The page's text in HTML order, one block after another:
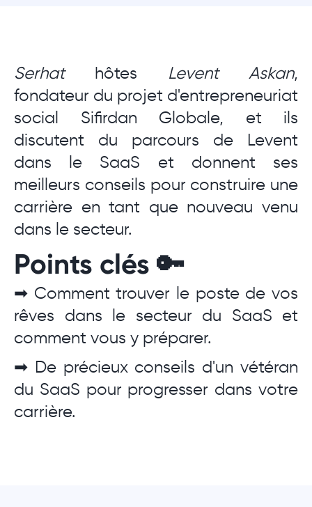
Serhathôtes Levent Askan,
fondateur du projet d'entrepreneuriat
social Sifirdan Globale, et ils
discutent du parcours de Levent
dans le SaaS et donnent ses
meilleurs conseils pour construire une
carrière en tant que nouveau venu
dans le secteur.
Points clés 🔑
➡ Comment trouver le poste de vos
rêves dans le secteur du SaaS et
comment vous y préparer.
➡ De précieux conseils d'un vétéran
du SaaS pour progresser dans votre
carrière.